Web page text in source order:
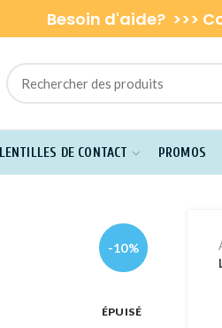
Besoin d'aide? >>>
LENTILLES DE CONTACT PROMOS
-10%
ÉPUISÉ